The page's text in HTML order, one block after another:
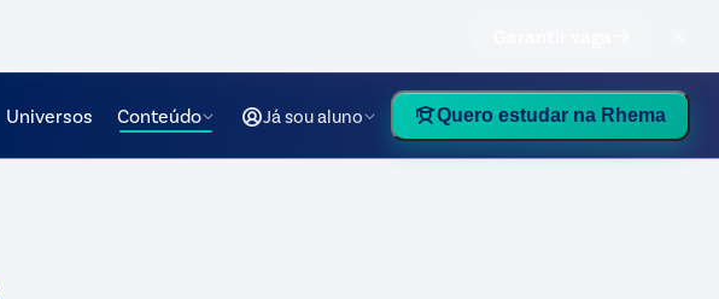
Universos Conteúdo Já sou aluno Quero estudar na Rhema